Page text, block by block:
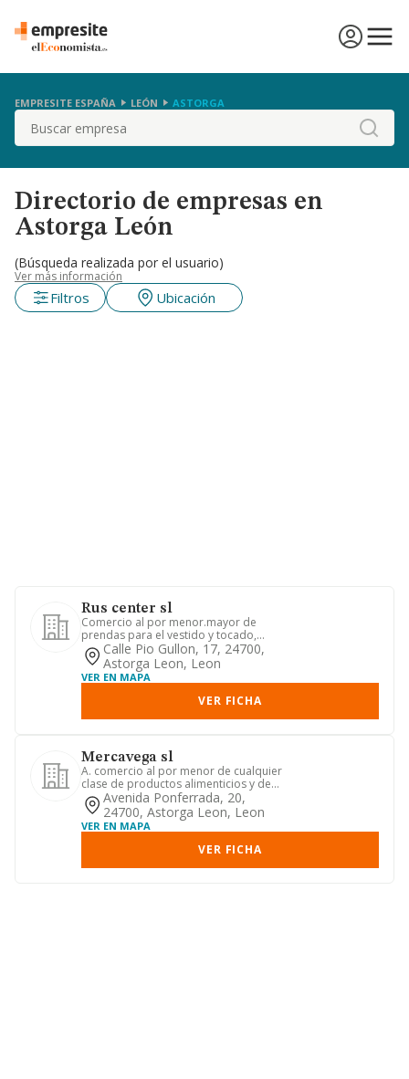
EMPRESITE ESPAÑA LEÓN ASTORGA
Buscar
Directorio de empresas en
Astorga León
(Búsqueda realizada por el usuario)
Ver más información
Filtros Ubicación
Rus center sl
Comercio al por menor.mayor de
prendas para el vestido y tocado,
confecciones de peleteria, merceri...
Calle Pio Gullon, 17, 24700,
Astorga Leon, Leon
VER EN MAPA
VER FICHA
Mercavega sl
A. comercio al por menor de cualquier
clase de productos alimenticios y de
bebidas en regimen de au...
Avenida Ponferrada, 20,
24700, Astorga Leon, Leon
VER EN MAPA
VER FICHA